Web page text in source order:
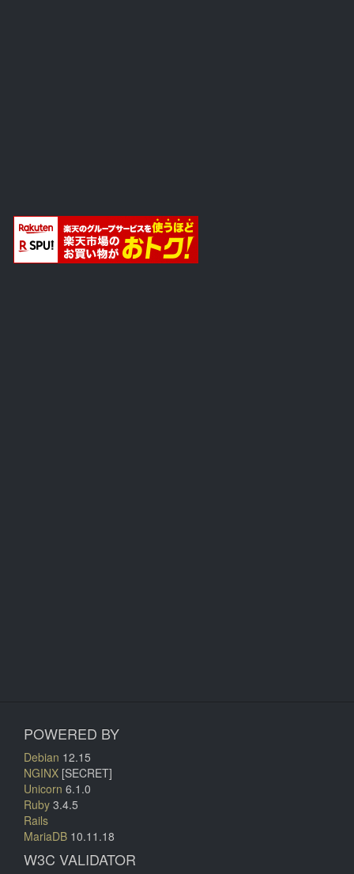
POWERED BY
Debian 12.15
NGINX [SECRET]
Unicorn 6.1.0
Ruby 3.4.5
Rails
MariaDB 10.11.18
W3C VALIDATOR